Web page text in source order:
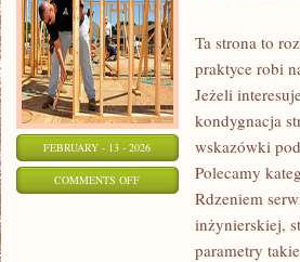
FEBRUARY - 13 - 2026
COMMENTS OFFON
ZAKUPOWY
Ta strona to
praktyce robi
Jeżeli
kondygnacja
wskazówki
Polecamy
Rdzeniem
inżynierskiej,
parametry